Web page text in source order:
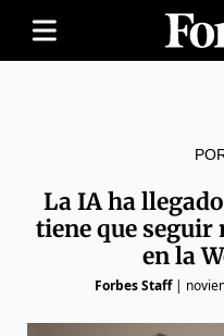
La IA ha
tiene que
en la
Forbes Staff|